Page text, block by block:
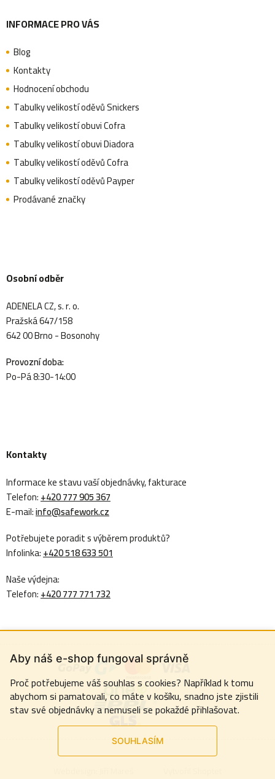
Aby náš e-shop fungoval správně
Proč potřebujeme váš souhlas s cookies? Například k tomu
abychom si pamatovali, co máte v košíku, snadno jste zjistili
stav své objednávky a nemuseli se pokaždé přihlašovat.
SOUHLASÍM
INFORMACE PRO VÁS
Blog
Kontakty
Hodnocení obchodu
Tabulky velikostí oděvů Snickers
Tabulky velikostí obuvi Cofra
Tabulky velikostí obuvi Diadora
Tabulky velikostí oděvů Cofra
Tabulky velikostí oděvů Payper
Prodávané značky
Osobní odběr
ADENELA CZ, s. r. o.
Pražská 647/158
642 00 Brno - Bosonohy
Provozní doba:
Po-Pá 8:30-14:00
Kontakty
Informace ke stavu vaší objednávky, fakturace
Telefon:+420 777 905 367
E-mail:info@safework.cz
Potřebujete poradit s výběrem produktů?
Infolinka:+420 518 633 501
Naše výdejna:
Telefon:+420 777 771 732